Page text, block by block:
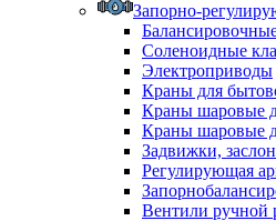
Запорно-
Соленоидные
Электроприводы
Краны для
Краны шаровые
Краны шаровые
Задвижки,
Регулирующая
Вентили ручной